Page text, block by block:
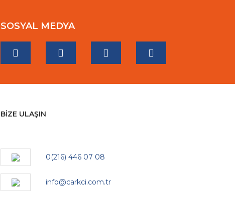
SOSYAL MEDYA
BİZE ULAŞIN
0(216) 446 07 08
info@carkci.com.tr